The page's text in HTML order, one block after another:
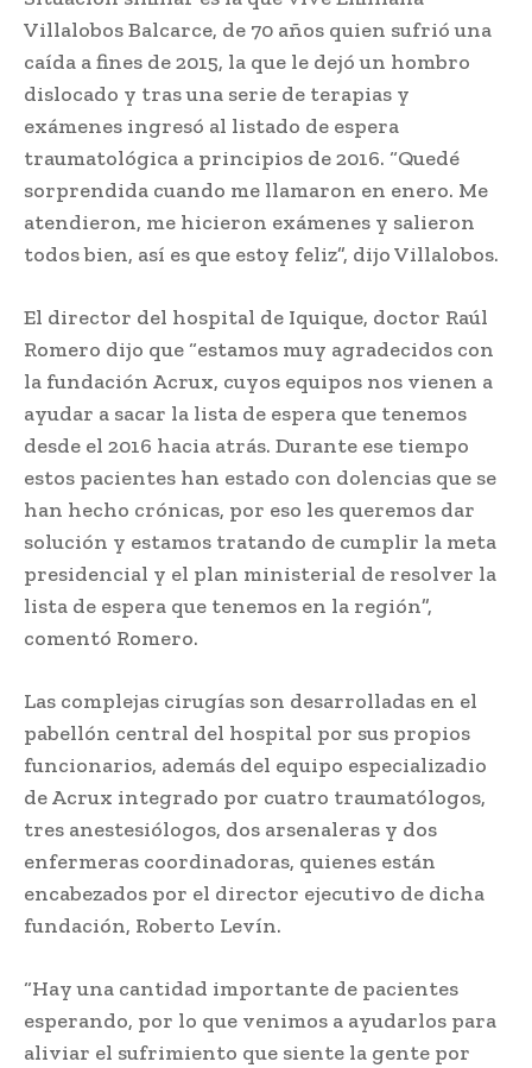
Villalobos Balcarce, de 70 años quien sufrió una
caída a fines de 2015, la que le dejó un hombro
dislocado y tras una serie de terapias y
exámenes ingresó al listado de espera
traumatológica a principios de 2016. “Quedé
sorprendida cuando me llamaron en enero. Me
atendieron, me hicieron exámenes y salieron
todos bien, así es que estoy feliz”, dijo Villalobos.
El director del hospital de Iquique, doctor Raúl
Romero dijo que “estamos muy agradecidos con
la fundación Acrux, cuyos equipos nos vienen a
ayudar a sacar la lista de espera que tenemos
desde el 2016 hacia atrás. Durante ese tiempo
estos pacientes han estado con dolencias que se
han hecho crónicas, por eso les queremos dar
solución y estamos tratando de cumplir la meta
presidencial y el plan ministerial de resolver la
lista de espera que tenemos en la región”,
comentó Romero.
Las complejas cirugías son desarrolladas en el
pabellón central del hospital por sus propios
funcionarios, además del equipo especializadio
de Acrux integrado por cuatro traumatólogos,
tres anestesiólogos, dos arsenaleras y dos
enfermeras coordinadoras, quienes están
encabezados por el director ejecutivo de dicha
fundación, Roberto Levín.
“Hay una cantidad importante de pacientes
esperando, por lo que venimos a ayudarlos para
aliviar el sufrimiento que siente la gente por